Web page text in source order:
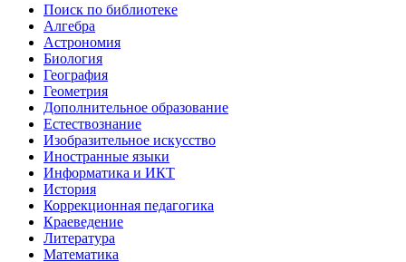
Поиск по библиотеке
Алгебра
Астрономия
Биология
География
Геометрия
Дополнительное образование
Естествознание
Изобразительное искусство
Иностранные языки
Информатика и ИКТ
История
Коррекционная педагогика
Краеведение
Литература
Математика